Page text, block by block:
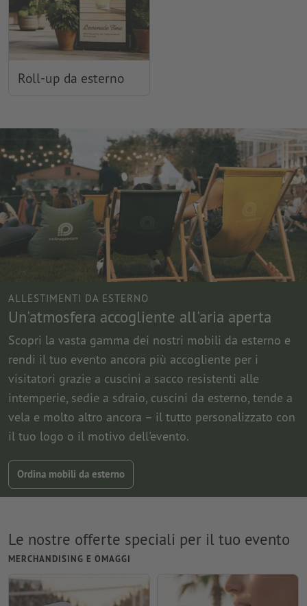
Roll-up da esterno
ALLESTIMENTI DA ESTERNO
Un'atmosfera accogliente all'aria aperta
Scopri la vasta gamma dei nostri mobili da esterno e
rendi il tuo evento ancora più accogliente per i
visitatori grazie a cuscini a sacco resistenti alle
intemperie, sedie a sdraio, cuscini da esterno, tende a
vela e molto altro ancora – il tutto personalizzato con
il tuo logo o il motivo dell'evento.
Ordina mobili da esterno
Le nostre offerte speciali per il tuo evento
MERCHANDISING E OMAGGI